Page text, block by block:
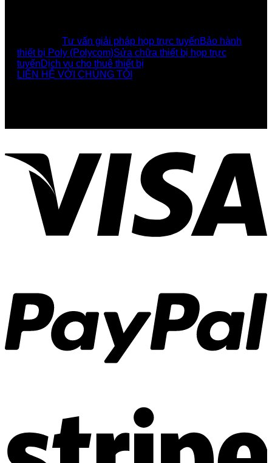
Tư vấn giải pháp họp trực tuyếnBảo hành
thiết bị Poly (Polycom)Sửa chữa thiết bị họp trực
tuyếnDịch vụ cho thuê thiết bị
LIÊN HỆ VỚI CHÚNG TÔI